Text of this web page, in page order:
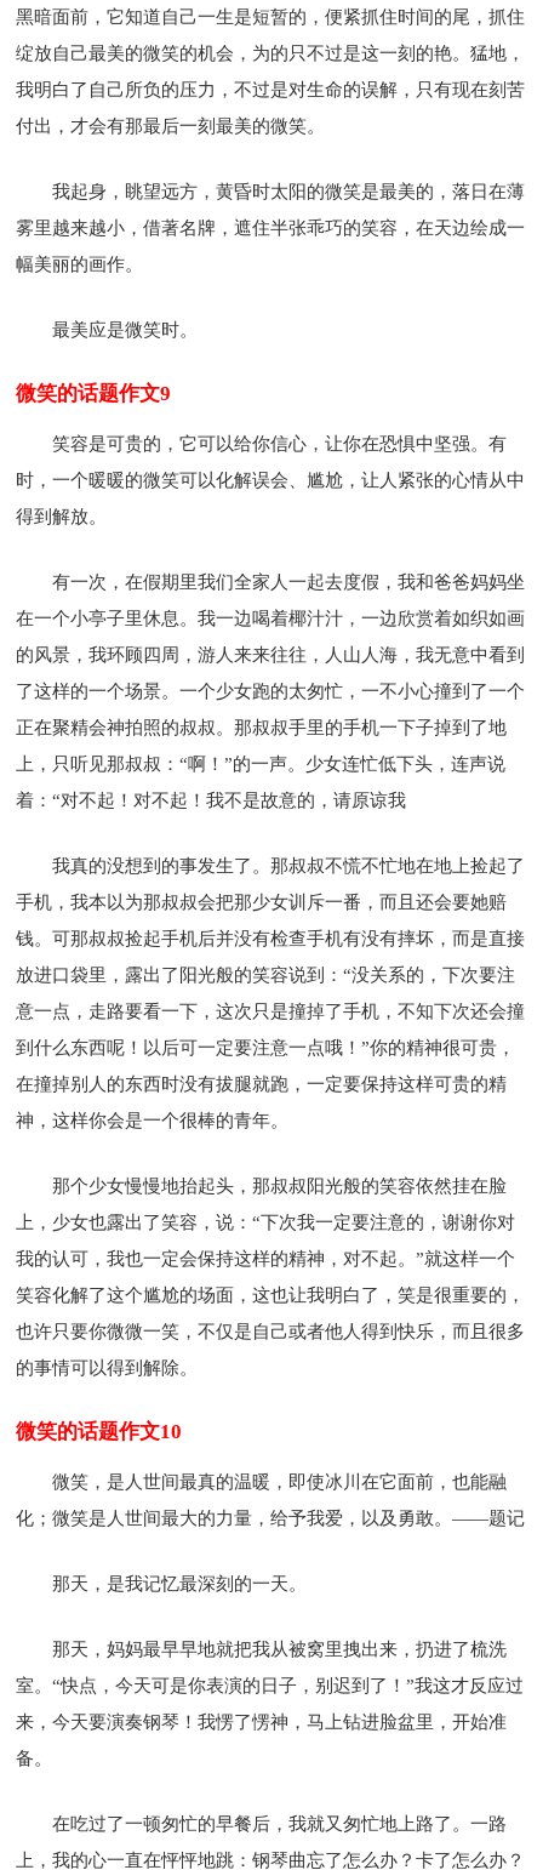
黑暗面前，它知道自己一生是短暂的，便紧抓住时间的尾，抓住
绽放自己最美的微笑的机会，为的只不过是这一刻的艳。猛地，
我明白了自己所负的压力，不过是对生命的误解，只有现在刻苦
付出，才会有那最后一刻最美的微笑。
我起身，眺望远方，黄昏时太阳的微笑是最美的，落日在薄
雾里越来越小，借著名牌，遮住半张乖巧的笑容，在天边绘成一
幅美丽的画作。
最美应是微笑时。
微笑的话题作文9
笑容是可贵的，它可以给你信心，让你在恐惧中坚强。有
时，一个暖暖的微笑可以化解误会、尴尬，让人紧张的心情从中
得到解放。
有一次，在假期里我们全家人一起去度假，我和爸爸妈妈坐
在一个小亭子里休息。我一边喝着椰汁汁，一边欣赏着如织如画
的风景，我环顾四周，游人来来往往，人山人海，我无意中看到
了这样的一个场景。一个少女跑的太匆忙，一不小心撞到了一个
正在聚精会神拍照的叔叔。那叔叔手里的手机一下子掉到了地
上，只听见那叔叔：“啊！”的一声。少女连忙低下头，连声说
着：“对不起！对不起！我不是故意的，请原谅我
我真的没想到的事发生了。那叔叔不慌不忙地在地上捡起了
手机，我本以为那叔叔会把那少女训斥一番，而且还会要她赔
钱。可那叔叔捡起手机后并没有检查手机有没有摔坏，而是直接
放进口袋里，露出了阳光般的笑容说到：“没关系的，下次要注
意一点，走路要看一下，这次只是撞掉了手机，不知下次还会撞
到什么东西呢！以后可一定要注意一点哦！”你的精神很可贵，
在撞掉别人的东西时没有拔腿就跑，一定要保持这样可贵的精
神，这样你会是一个很棒的青年。
那个少女慢慢地抬起头，那叔叔阳光般的笑容依然挂在脸
上，少女也露出了笑容，说：“下次我一定要注意的，谢谢你对
我的认可，我也一定会保持这样的精神，对不起。”就这样一个
笑容化解了这个尴尬的场面，这也让我明白了，笑是很重要的，
也许只要你微微一笑，不仅是自己或者他人得到快乐，而且很多
的事情可以得到解除。
微笑的话题作文10
微笑，是人世间最真的温暖，即使冰川在它面前，也能融
化；微笑是人世间最大的力量，给予我爱，以及勇敢。——题记
那天，是我记忆最深刻的一天。
那天，妈妈最早早地就把我从被窝里拽出来，扔进了梳洗
室。“快点，今天可是你表演的日子，别迟到了！”我这才反应过
来，今天要演奏钢琴！我愣了愣神，马上钻进脸盆里，开始准
备。
在吃过了一顿匆忙的早餐后，我就又匆忙地上路了。一路
上，我的心一直在怦怦地跳：钢琴曲忘了怎么办？卡了怎么办？